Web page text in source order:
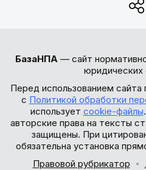
БазаНПА — сайт
юридических
Перед использованием
с Политикой обработки
использует cookie-файлы
авторские права на тексты
защищены. При
обязательна установка
Правовой рубрикатор